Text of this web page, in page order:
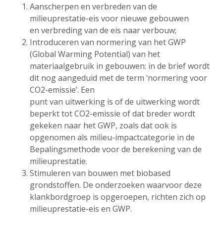
Aanscherpen en verbreden van de
milieuprestatie-eis voor nieuwe gebouwen
en verbreding van de eis naar verbouw;
Introduceren van normering van het GWP
(Global Warming Potential) van het
materiaalgebruik in gebouwen: in de brief wordt
dit nog aangeduid met de term ‘normering voor
CO2-emissie’. Een
punt van uitwerking is of de uitwerking wordt
beperkt tot CO2-emissie of dat breder wordt
gekeken naar het GWP, zoals dat ook is
opgenomen als milieu-impactcategorie in de
Bepalingsmethode voor de berekening van de
milieuprestatie.
Stimuleren van bouwen met biobased
grondstoffen. De onderzoeken waarvoor deze
klankbordgroep is opgeroepen, richten zich op
milieuprestatie-eis en GWP.